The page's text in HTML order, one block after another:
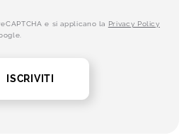
e si applicano la Privacy Policy
ISCRIVITI